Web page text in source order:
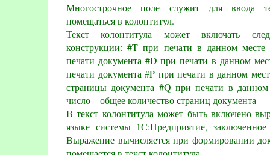
Многострочное поле служит для ввода
помещаться в колонтитул.
Текст колонтитула может включать
конструкции: #T при печати в данном месте
печати документа #D при печати в данном
печати документа #P при печати в данном
страницы документа #Q при печати в данном
число – общее количество страниц документа
В текст колонтитула может быть включено
языке системы 1С:Предприятие,
Выражение вычисляется при формировании